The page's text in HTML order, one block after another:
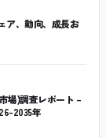
ア、動向、成長お
場)調査レポート –
2035年